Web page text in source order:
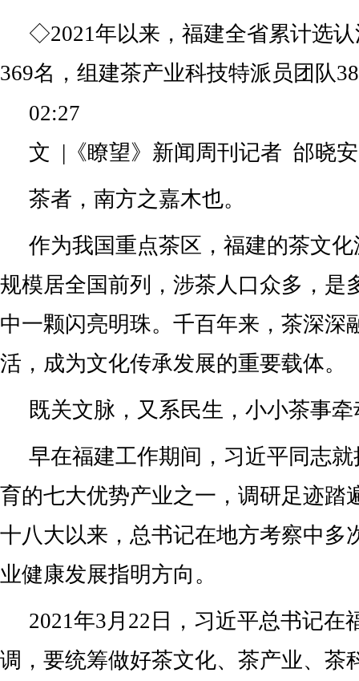
◇2021年以来，福建全省累计选
369名，组建茶产业科技特派员团队
02:27
文 |《瞭望》新闻周刊记者 邰晓
茶者，南方之嘉木也。
作为我国重点茶区，福建的茶文
规模居全国前列，涉茶人口众多，是
中一颗闪亮明珠。千百年来，茶深深
活，成为文化传承发展的重要载体。
既关文脉，又系民生，小小茶事
早在福建工作期间，习近平同志
育的七大优势产业之一，调研足迹踏
十八大以来，总书记在地方考察中多
业健康发展指明方向。
2021年3月22日，习近平总书记在
调，要统筹做好茶文化、茶产业、茶